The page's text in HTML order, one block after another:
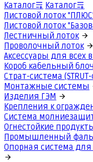
Каталог
Каталог
Листовой лоток
Листовой лоток
Лестничный лоток
Проволочный лоток
Аксессуары для всех
Короб кабельный
Страт-система
Монтажные системы
Изделия ГЭМ
Крепления к
Система
Огнестойкие продукты
Промышленный
Опорная система для